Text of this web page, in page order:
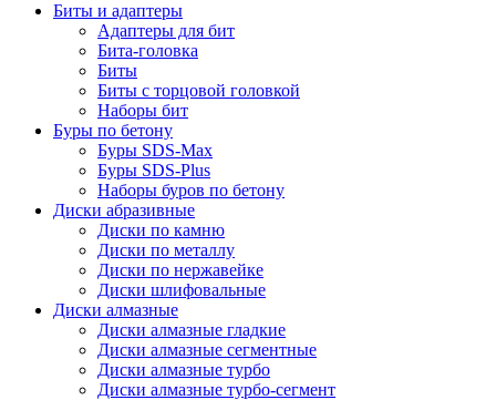
Биты и адаптеры
Адаптеры для бит
Бита-головка
Биты
Биты с торцовой головкой
Наборы бит
Буры по бетону
Буры SDS-Max
Буры SDS-Plus
Наборы буров по бетону
Диски абразивные
Диски по камню
Диски по металлу
Диски по нержавейке
Диски шлифовальные
Диски алмазные
Диски алмазные гладкие
Диски алмазные сегментные
Диски алмазные турбо
Диски алмазные турбо-сегмент